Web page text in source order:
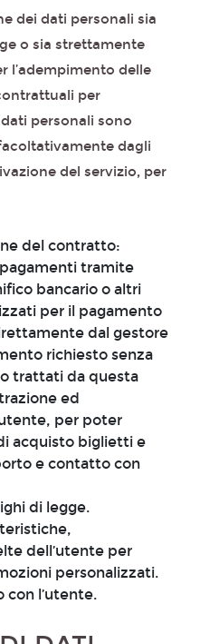
dei dati personali sia
o sia strettamente
l’adempimento delle
per
personali sono
dagli
del servizio, per
del contratto:
tramite
bancario o altri
per il pagamento
dal gestore
richiesto senza
trattati da questa
ed
per poter
acquisto biglietti e
e contatto con
di legge.
dell’utente per
personalizzati.
l’utente.